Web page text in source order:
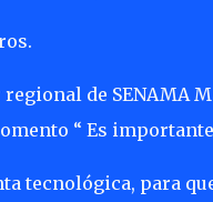
de SENAMA
“ Es
tecnológica, para